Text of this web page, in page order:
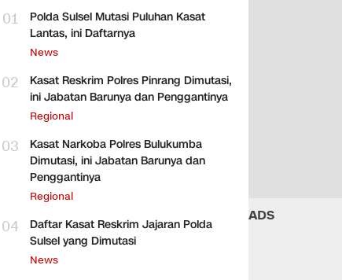
01
Polda Sulsel Mutasi Puluhan Kasat
Lantas, ini Daftarnya
News
02
Kasat Reskrim Polres Pinrang Dimutasi,
ini Jabatan Barunya dan Penggantinya
Regional
03
Kasat Narkoba Polres Bulukumba
Dimutasi, ini Jabatan Barunya dan
Penggantinya
Regional
04
Daftar Kasat Reskrim Jajaran Polda
Sulsel yang Dimutasi
News
ADS